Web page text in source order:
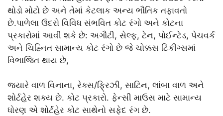
થોડો મોટો છે અને તેમાં કેટલાક અન્ય ભૌતિક તફાવતો
છે.પાળેલા ઉંદરો વિવિધ સંભવિત કોટ રંગો અને કોટના
પ્રકારોમાં આવી શકે છે: અગૌટી, સેલ્ફ, ટેન, પોઈન્ટેડ, પેચવર્ક
અને ચિહ્નિત સામાન્ય કોટ રંગો છે જે ચોક્કસ ટિકીંગ્સમાં
વિભાજિત થાય છે,
જ્યારે વાળ વિનાના, રેક્સ/ફ્રિઝી, સાટિન, લાંબા વાળ અને
શોર્ટહેર શક્ય છે. કોટ પ્રકારો. ફેન્સી માઉસ માટે સામાન્ય
ધોરણ એ શોર્ટહેર કોટ સાથેનો સફેદ રંગ છે.